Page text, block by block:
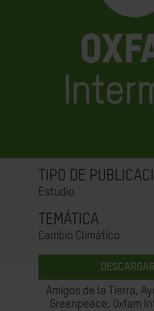
TIPO DE
Estudio
TEMÁTICA
Cambio Climático
DESCARGAR
Amigos de la Tierra,
Greenpeace, Oxfam